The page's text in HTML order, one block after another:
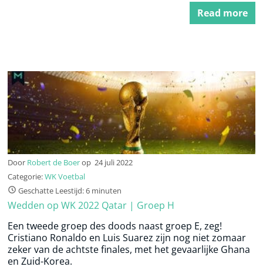
Read more
Door Robert de Boerop 24 juli 2022
Categorie:WK Voetbal
Geschatte Leestijd: 6 minuten
Wedden op WK 2022 Qatar | Groep H
Een tweede groep des doods naast groep E, zeg!
Cristiano Ronaldo en Luis Suarez zijn nog niet zomaar
zeker van de achtste finales, met het gevaarlijke Ghana
en Zuid-Korea.